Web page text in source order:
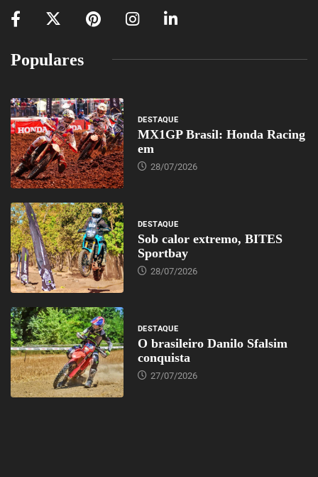
Populares
DESTAQUE
MX1GP Brasil: Honda Racing
em
28/07/2026
DESTAQUE
Sob calor extremo, BITES
Sportbay
28/07/2026
DESTAQUE
O brasileiro Danilo Sfalsim
conquista
27/07/2026